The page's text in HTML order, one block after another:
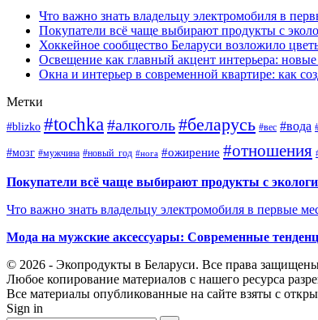
Что важно знать владельцу электромобиля в
Покупатели всё чаще выбирают продукты с
Хоккейное сообщество Беларуси возложило
Освещение как главный акцент интерьера:
Окна и интерьер в современной квартире: как
Метки
#blizko #tochka#алкоголь#беларусь #вес #вода
#мозг #мужчина #новый_год #нога #ожирение #отношения
Покупатели всё чаще выбирают продукты с
Что важно знать владельцу электромобиля в первые
Мода на мужские аксессуары: Современные
© 2026 - Экопродукты в Беларуси. Все права
Любое копирование материалов с нашего ресурса
Все материалы опубликованные на сайте взяты с
Sign in